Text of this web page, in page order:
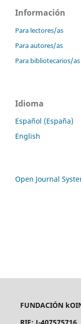
Información
Para lectores/as
Para autores/as
Para bibliotecarios/as
Idioma
Español (España)
English
Open Journal
FUNDACIÓN